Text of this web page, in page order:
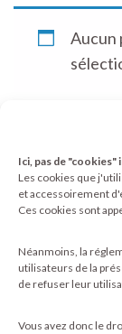
Ici, pas de "cookies"
Les cookies que
et accessoirement
Ces cookies sont
Néanmoins, la
utilisateurs de la
de refuser leur
Vous avez donc le
Aucun
©2025